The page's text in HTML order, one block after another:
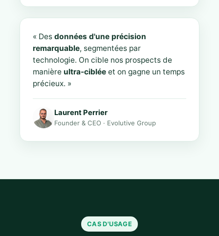
« Des données d'une précision
remarquable, segmentées par
technologie. On cible nos prospects de
manière ultra-ciblée et on gagne un temps
précieux. »
Laurent Perrier
Founder & CEO · Evolutive Group
CAS D'USAGE